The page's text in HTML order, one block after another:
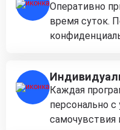
Оперативно
время суток.
Каждая
персонально с
самочувствия